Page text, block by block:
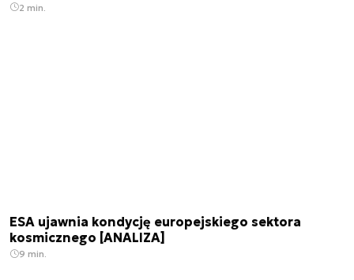
2 min.
ESA ujawnia kondycję europejskiego sektora
kosmicznego [ANALIZA]
9 min.